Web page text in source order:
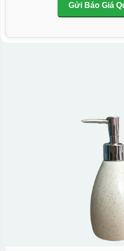
Gửi Báo Giá